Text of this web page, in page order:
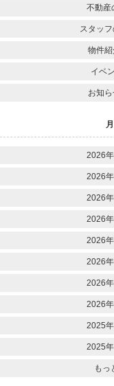
不動産
スタッ
物件
イベ
お知
2026
2026
2026
2026
2026
2026
2026
2026
2025
2025
もっ